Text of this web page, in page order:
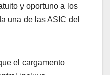
y oportuno a los
una de las ASIC del
el cargamento